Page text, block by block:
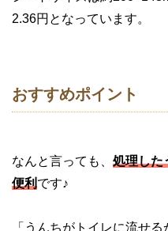
2.36円となっています。
おすすめポイント
なんと言っても、 処理した
便利です♪
「うんちがトイレに流せ